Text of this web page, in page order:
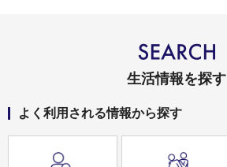
生活情報を探す
よく利用される情報から探す